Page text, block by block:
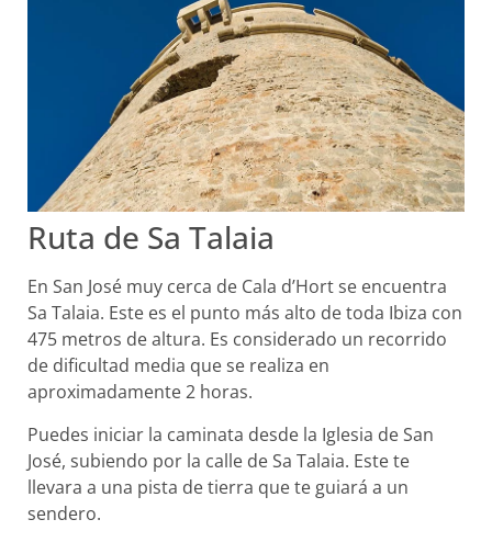
Ruta de Sa Talaia
En San José muy cerca de Cala d’Hort se encuentra
Sa Talaia. Este es el punto más alto de toda Ibiza con
475 metros de altura. Es considerado un recorrido
de dificultad media que se realiza en
aproximadamente 2 horas.
Puedes iniciar la caminata desde la Iglesia de San
José, subiendo por la calle de Sa Talaia. Este te
llevara a una pista de tierra que te guiará a un
sendero.